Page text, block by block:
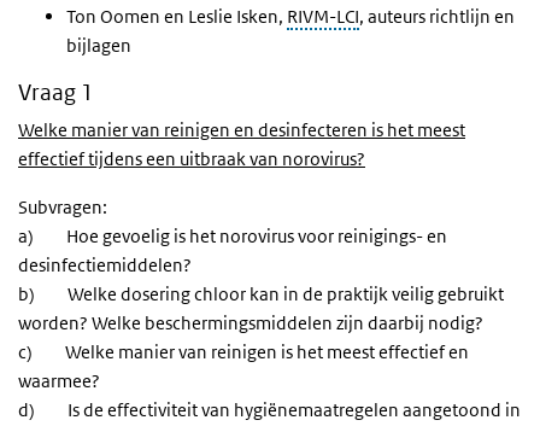
Ton Oomen en Leslie Isken, RIVM-LCI, auteurs richtlijn en
bijlagen
Vraag 1
Welke manier van reinigen en desinfecteren is het meest
effectief tijdens een uitbraak van norovirus?
Subvragen:
a) Hoe gevoelig is het norovirus voor reinigings- en
desinfectiemiddelen?
b) Welke dosering chloor kan in de praktijk veilig gebruikt
worden? Welke beschermingsmiddelen zijn daarbij nodig?
c) Welke manier van reinigen is het meest effectief en
waarmee?
d) Is de effectiviteit van hygiënemaatregelen aangetoond in